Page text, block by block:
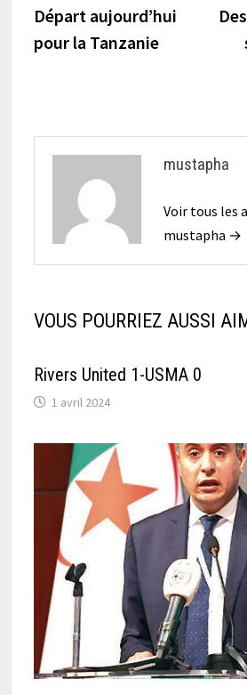
de
l’article
Départ aujourd’hui
pour la Tanzanie
mustapha
Voir tous les
mustapha →
VOUS POURRIEZ AUSSI
Rivers United 1-USMA 0
1 avril 2024